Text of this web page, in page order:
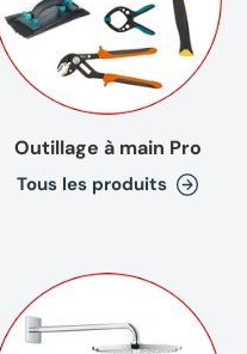
Outillage à main Pro
Tous les produits